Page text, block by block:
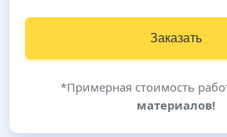
Заказать
*Примерная стоимость
материалов!